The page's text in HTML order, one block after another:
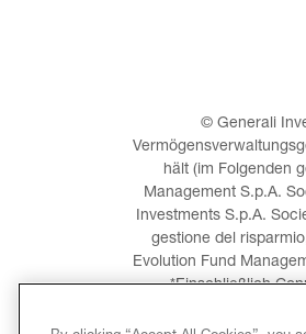
© Generali
hält (im Folgenden
Management S.p.A.
Investments S.p.A.
gestione del
Evolution Fund
*Einschließlich